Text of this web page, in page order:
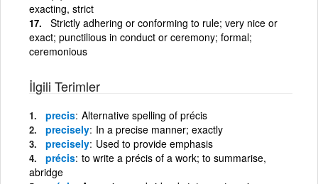
exacting, strict
Strictly adhering or conforming to rule; very nice or
exact; punctilious in conduct or ceremony; formal;
ceremonious
İlgili Terimler
precis Alternative spelling of précis
precisely In a precise manner; exactly
precisely Used to provide emphasis
précis to write a précis of a work; to summarise,
abridge